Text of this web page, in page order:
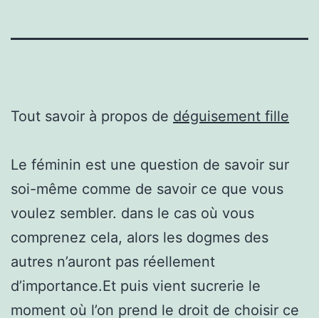
Tout savoir à propos de déguisement fille
Le féminin est une question de savoir sur
soi-même comme de savoir ce que vous
voulez sembler. dans le cas où vous
comprenez cela, alors les dogmes des
autres n’auront pas réellement
d’importance.Et puis vient sucrerie le
moment où l’on prend le droit de choisir ce